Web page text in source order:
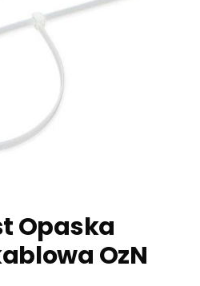
Opaska
OzN